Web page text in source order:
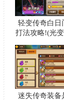
轻变传奇白日
打法攻略!(光
迷失传奇装备